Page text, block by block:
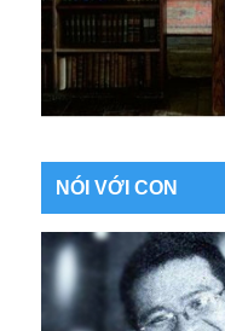
NÓI VỚI CON